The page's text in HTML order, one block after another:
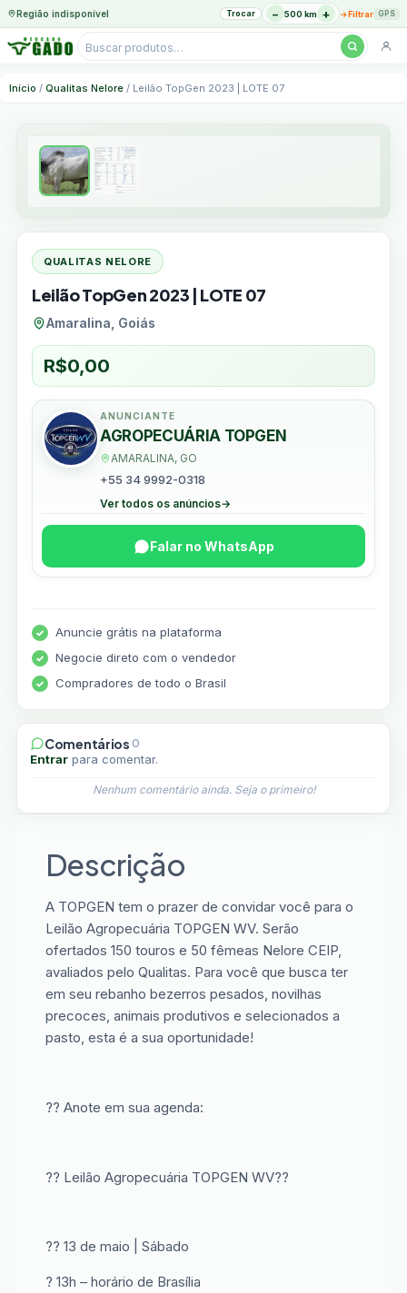
Região indisponível Trocar − 500 km + →Filtrar GPS
Pesquisar
para
Início / Qualitas Nelore / Leilão TopGen 2023 | LOTE 07
QUALITAS NELORE
Leilão TopGen 2023 | LOTE 07
Amaralina, Goiás
R$0,00
ANUNCIANTE
AGROPECUÁRIA TOPGEN
AMARALINA, GO
+55 34 9992-0318
Ver todos os anúncios→
Falar no WhatsApp
Anuncie grátis na plataforma
Negocie direto com o vendedor
Compradores de todo o Brasil
Comentários 0
Entrarpara comentar.
Nenhum comentário ainda. Seja o primeiro!
Descrição
A TOPGEN tem o prazer de convidar você para o
Leilão Agropecuária TOPGEN WV. Serão
ofertados 150 touros e 50 fêmeas Nelore CEIP,
avaliados pelo Qualitas. Para você que busca ter
em seu rebanho bezerros pesados, novilhas
precoces, animais produtivos e selecionados a
pasto, esta é a sua oportunidade!
?? Anote em sua agenda:
?? Leilão Agropecuária TOPGEN WV??
?? 13 de maio | Sábado
? 13h – horário de Brasília